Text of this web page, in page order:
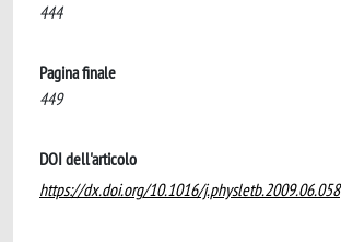
444
Pagina finale
449
DOI dell'articolo
https://dx.doi.org/10.1016/j.physletb.2009.06.058